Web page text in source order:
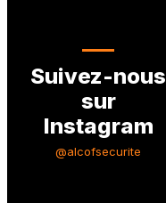
Suivez-nous
sur
Instagram
@alcofsecurite